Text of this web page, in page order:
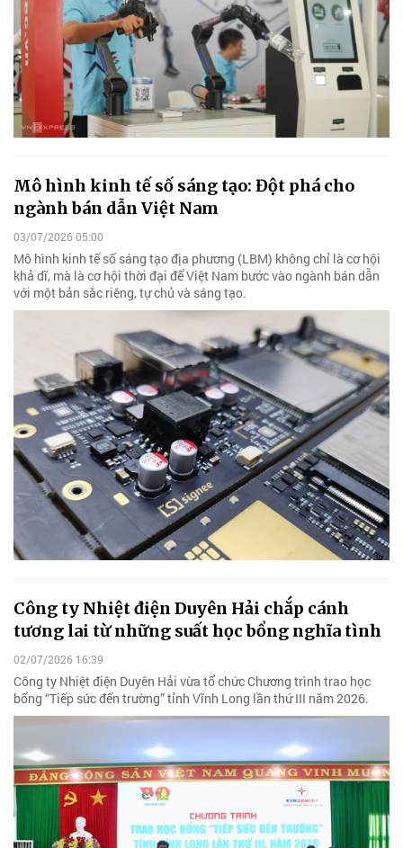
Mô hình kinh tế số sáng tạo: Đột phá cho
ngành bán dẫn Việt Nam
03/07/2026 05:00
Mô hình kinh tế số sáng tạo địa phương (LBM) không chỉ là cơ hội
khả dĩ, mà là cơ hội thời đại để Việt Nam bước vào ngành bán dẫn
với một bản sắc riêng, tự chủ và sáng tạo.
Công ty Nhiệt điện Duyên Hải chắp cánh
tương lai từ những suất học bổng nghĩa tình
02/07/2026 16:39
Công ty Nhiệt điện Duyên Hải vừa tổ chức Chương trình trao học
bổng “Tiếp sức đến trường” tỉnh Vĩnh Long lần thứ III năm 2026.